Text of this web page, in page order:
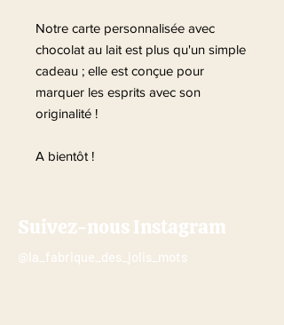
Notre carte personnalisée avec
chocolat au lait est plus qu'un simple
cadeau ; elle est conçue pour
marquer les esprits avec son
originalité !
A bientôt !
Suivez-nous Instagram
@la_fabrique_des_jolis_mots